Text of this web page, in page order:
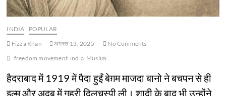
INDIA
POPULAR
Fizza Khan
अगस्त 13, 2025
No Comments
freedom movement india Muslim
हैदराबाद में 1919 में पैदा हुईं बेग़म माजदा बानो ने बचपन से ही
इल्म और अदब में गहरी दिलचस्पी ली। शादी के बाद भी उन्होंने